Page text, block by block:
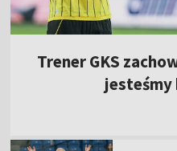
Trener GKS
jesteśmy